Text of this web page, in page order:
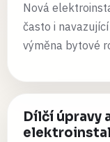
Nová
často i
výměna bytové
Dílčí úpravy